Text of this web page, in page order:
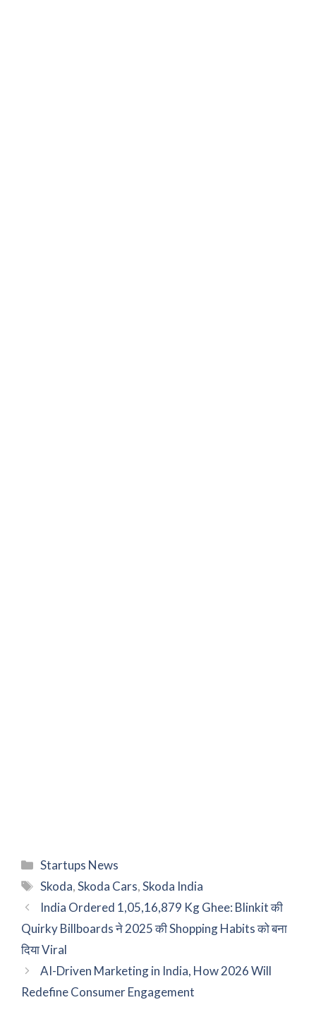
Categories
Startups News
Tags
Skoda,Skoda Cars,Skoda India
India Ordered 1,05,16,879 Kg Ghee: Blinkit की
Quirky Billboards ने 2025 की Shopping Habits को बना
दिया Viral
AI-Driven Marketing in India, How 2026 Will
Redefine Consumer Engagement